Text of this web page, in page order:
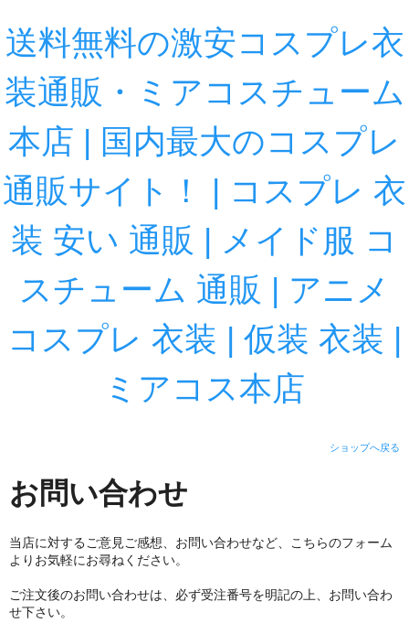
送料無料の激安コスプレ衣
装通販・ミアコスチューム
本店 | 国内最大のコスプレ
通販サイト！ | コスプレ 衣
装 安い 通販 | メイド服 コ
スチューム 通販 | アニメ
コスプレ 衣装 | 仮装 衣装 |
ミアコス本店
ショップへ戻る
お問い合わせ
当店に対するご意見ご感想、お問い合わせなど、こちらのフォーム
よりお気軽にお尋ねください。
ご注文後のお問い合わせは、必ず受注番号を明記の上、お問い合わ
せ下さい。